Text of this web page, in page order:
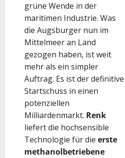
grüne Wende in der
maritimen Industrie. Was
die Augsburger nun im
Mittelmeer an Land
gezogen haben, ist weit
mehr als ein simpler
Auftrag. Es ist der definitive
Startschuss in einen
potenziellen
Milliardenmarkt. Renk
liefert die hochsensible
Technologie für die erste
methanolbetriebene